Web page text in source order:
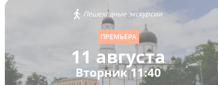
Пешеходные экскурсии
ПРЕМЬЕРА
11 августа
Вторник 11:40